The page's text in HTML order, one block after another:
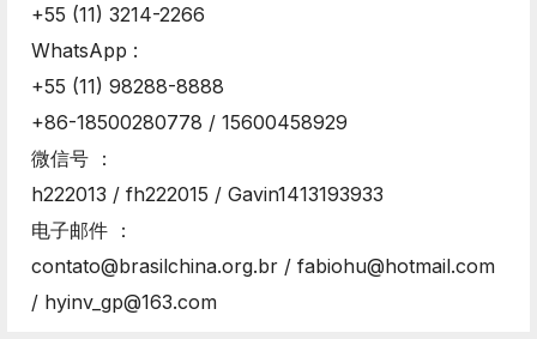
+55 (11) 3214-2266
WhatsApp :
+55 (11) 98288-8888
+86-18500280778 / 15600458929
微信号 ：
h222013 / fh222015 / Gavin1413193933
电子邮件 ：
contato@brasilchina.org.br / fabiohu@hotmail.com
/ hyinv_gp@163.com